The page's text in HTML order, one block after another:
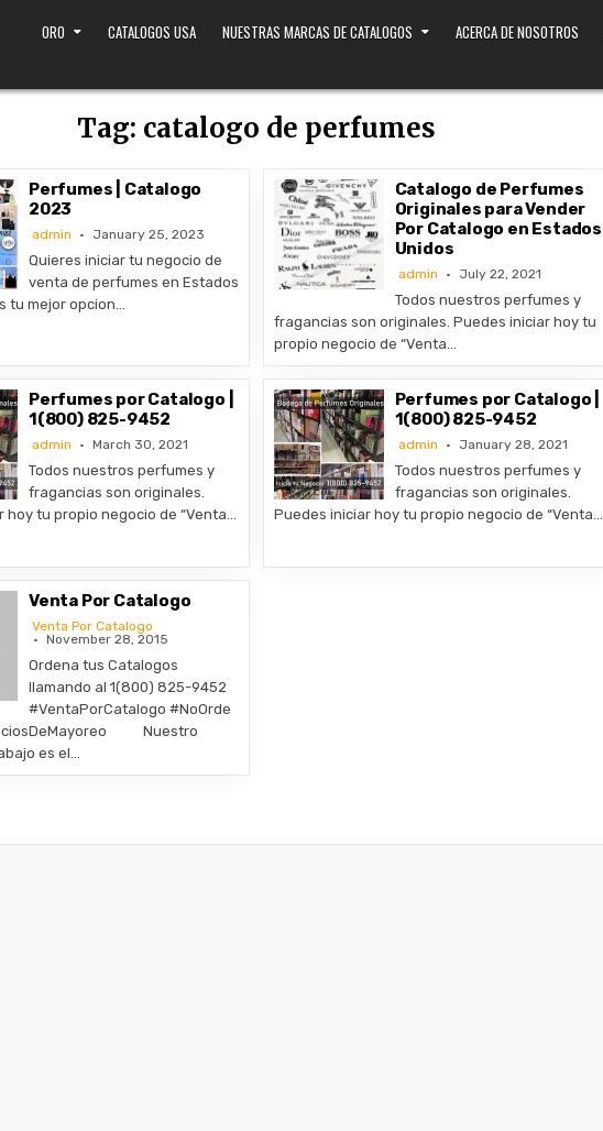
ORO CATALOGOS USA NUESTRAS MARCAS DE CATALOGOS ACERCA DE NOSOTROS
Tag: catalogo de perfumes
Perfumes | Catalogo
2023
admin January 25, 2023
Quieres iniciar tu negocio de
venta de perfumes en Estados
tu mejor opcion…
Catalogo de Perfumes
Originales para Vender
Por Catalogo en Estados
Unidos
admin July 22, 2021
Todos nuestros perfumes y
fragancias son originales. Puedes iniciar hoy tu
propio negocio de “Venta…
Perfumes por Catalogo |
1(800) 825-9452
admin March 30, 2021
Todos nuestros perfumes y
fragancias son originales.
hoy tu propio negocio de “Venta…
Perfumes por Catalogo |
1(800) 825-9452
admin January 28, 2021
Todos nuestros perfumes y
fragancias son originales.
Puedes iniciar hoy tu propio negocio de “Venta…
Venta Por Catalogo
Venta Por Catalogo
November 28, 2015
Ordena tus Catalogos
llamando al 1(800) 825-9452
#VentaPorCatalogo #NoOrde
Nuestro
es el…